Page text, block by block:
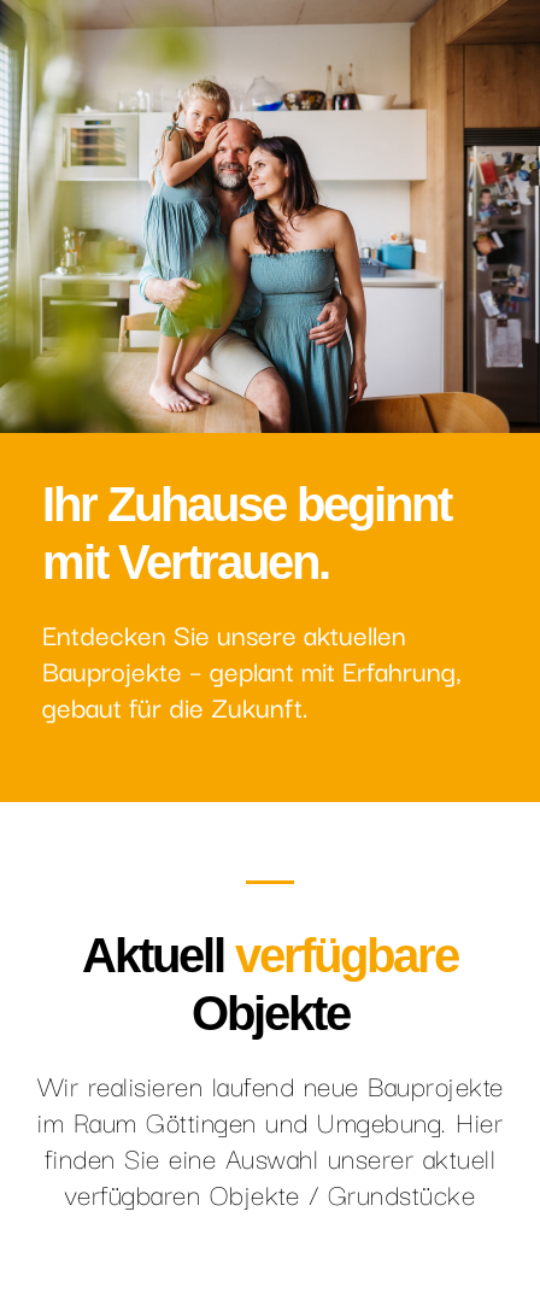
Ihr Zuhause beginnt
mit Vertrauen.
Entdecken Sie unsere aktuellen
Bauprojekte – geplant mit Erfahrung,
gebaut für die Zukunft.
Aktuell verfügbare
Objekte
Wir realisieren laufend neue Bauprojekte
im Raum Göttingen und Umgebung. Hier
finden Sie eine Auswahl unserer aktuell
verfügbaren Objekte / Grundstücke